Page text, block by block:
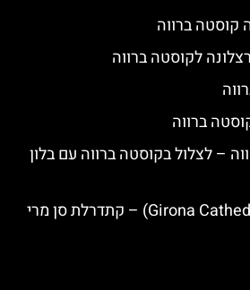
קוסטה ברווה
לקוסטה ברווה
ברווה
– לצלול בקוסטה ברווה עם בלון
קתדרלת גירונה (Girona Cathedral) – קתדרלת סן מרי